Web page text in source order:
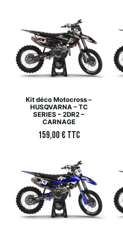
Kit déco Motocross –
HUSQVARNA – TC
SERIES – 2DR2 –
CARNAGE
159,00€ TTC